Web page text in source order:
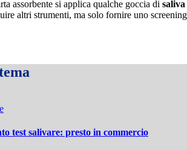
assorbente si applica qualche goccia di saliva
altri strumenti, ma solo fornire uno
test salivare: presto in commercio